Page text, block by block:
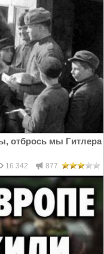
отбрось мы Гитлера
16 342 877